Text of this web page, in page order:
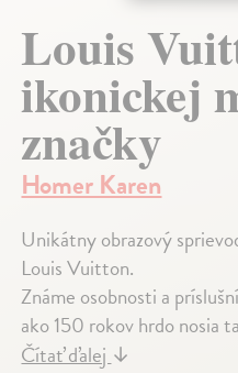
Louis
ikonickej
značky
Homer Karen
Unikátny obrazový
Louis Vuitton.
Známe osobnosti a
ako 150 rokov hrdo nosia
Čítať ďalej↓